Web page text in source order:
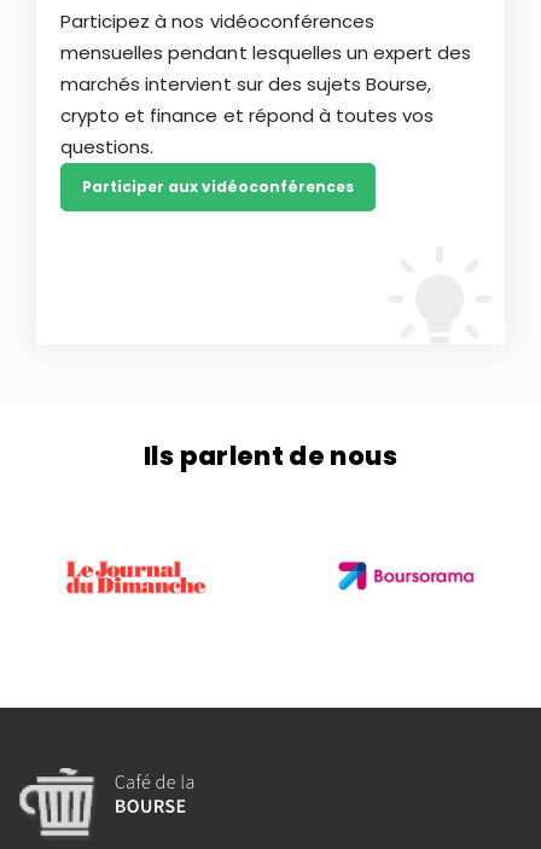
Participez à nos vidéoconférences
mensuelles pendant lesquelles un expert des
marchés intervient sur des sujets Bourse,
crypto et finance et répond à toutes vos
questions.
Participer aux vidéoconférences
Ils parlent de nous